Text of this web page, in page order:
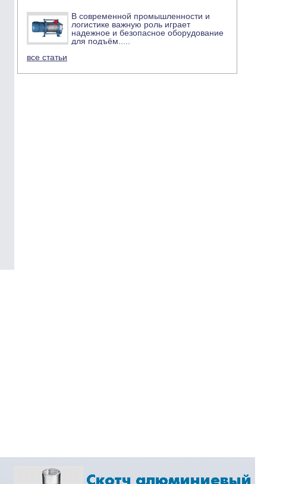
В современной промышленности и
логистике важную роль играет
надежное и безопасное оборудование
для подъём
все статьи